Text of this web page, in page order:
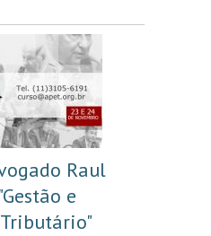
Raul
e